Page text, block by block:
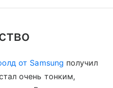
от Samsung получил
очень тонким,